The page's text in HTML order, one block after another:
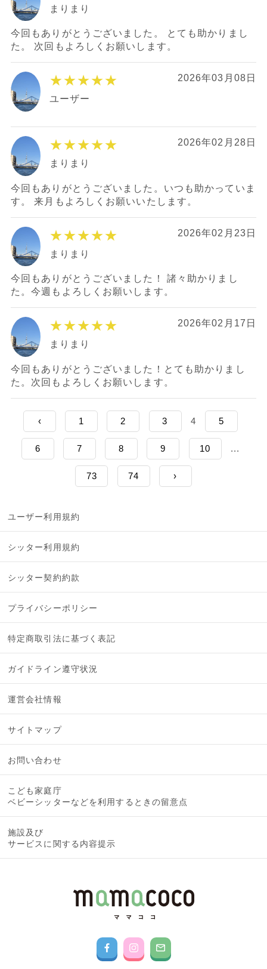
まりまり
今回もありがとうございました。 とても助かりまし
た。 次回もよろしくお願いします。
★★★★★ 2026年03月08日
ユーザー
★★★★★ 2026年02月28日
まりまり
今回もありがとうございました。いつも助かっていま
す。 来月もよろしくお願いいたします。
★★★★★ 2026年02月23日
まりまり
今回もありがとうございました！ 諸々助かりまし
た。今週もよろしくお願いします。
★★★★★ 2026年02月17日
まりまり
今回もありがとうございました！とても助かりまし
た。次回もよろしくお願いします。
‹ 1 2 3 4 5
6 7 8 9 10 ...
73 74 ›
ユーザー利用規約
シッター利用規約
シッター契約約款
プライバシーポリシー
特定商取引法に基づく表記
ガイドライン遵守状況
運営会社情報
サイトマップ
お問い合わせ
こども家庭庁
ベビーシッターなどを利用するときの留意点
施設及び
サービスに関する内容提示